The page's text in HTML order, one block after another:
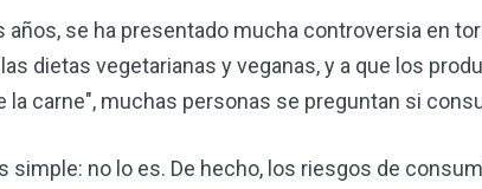
años, se ha presentado mucha controversia en
dietas vegetarianas y veganas, y a que los
la carne", muchas personas se preguntan si
simple: no lo es. De hecho, los riesgos de